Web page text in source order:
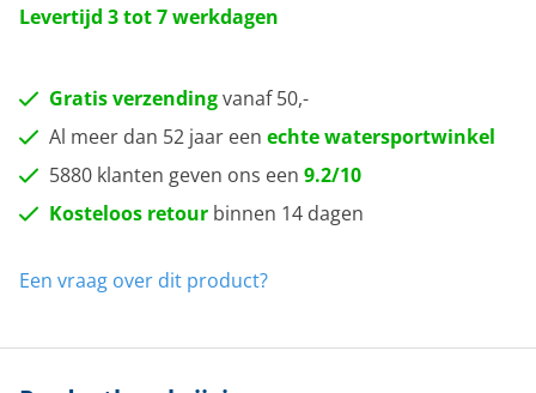
Levertijd 3 tot 7 werkdagen
Gratis verzendingvanaf 50,-
Al meer dan 52 jaar een echte watersportwinkel
5880 klanten geven ons een 9.2/10
Kosteloos retour binnen 14 dagen
Een vraag over dit product?